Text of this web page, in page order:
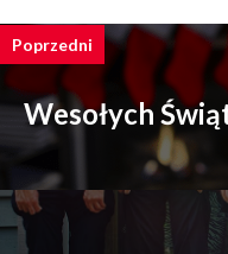
Poprzedni
Wesołych